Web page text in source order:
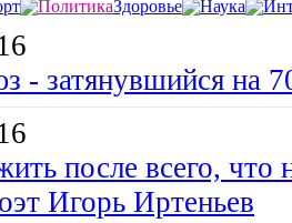
ПолитикаЗдоровье Наука
- затянувшийся на
после всего, что
Игорь Иртеньев